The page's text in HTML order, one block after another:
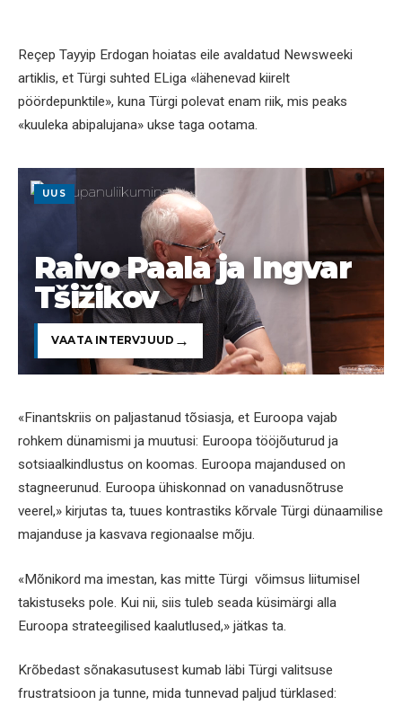
Reçep Tayyip Erdogan hoiatas eile avaldatud Newsweeki
artiklis, et Türgi suhted ELiga «lähenevad kiirelt
pöördepunktile», kuna Türgi polevat enam riik, mis peaks
«kuuleka abipalujana» ukse taga ootama.
UUS
Raivo Paala ja Ingvar
Tšižikov
VAATA INTERVJUUD
«Finantskriis on paljastanud tõsiasja, et Euroopa vajab
rohkem dünamismi ja muutusi: Euroopa tööjõuturud ja
sotsiaalkindlustus on koomas. Euroopa majandused on
stagneerunud. Euroopa ühiskonnad on vanadusnõtruse
veerel,» kirjutas ta, tuues kontrastiks kõrvale Türgi dünaamilise
majanduse ja kasvava regionaalse mõju.
«Mõnikord ma imestan, kas mitte Türgi võimsus liitumisel
takistuseks pole. Kui nii, siis tuleb seada küsimärgi alla
Euroopa strateegilised kaalutlused,» jätkas ta.
Krõbedast sõnakasutusest kumab läbi Türgi valitsuse
frustratsioon ja tunne, mida tunnevad paljud türklased: